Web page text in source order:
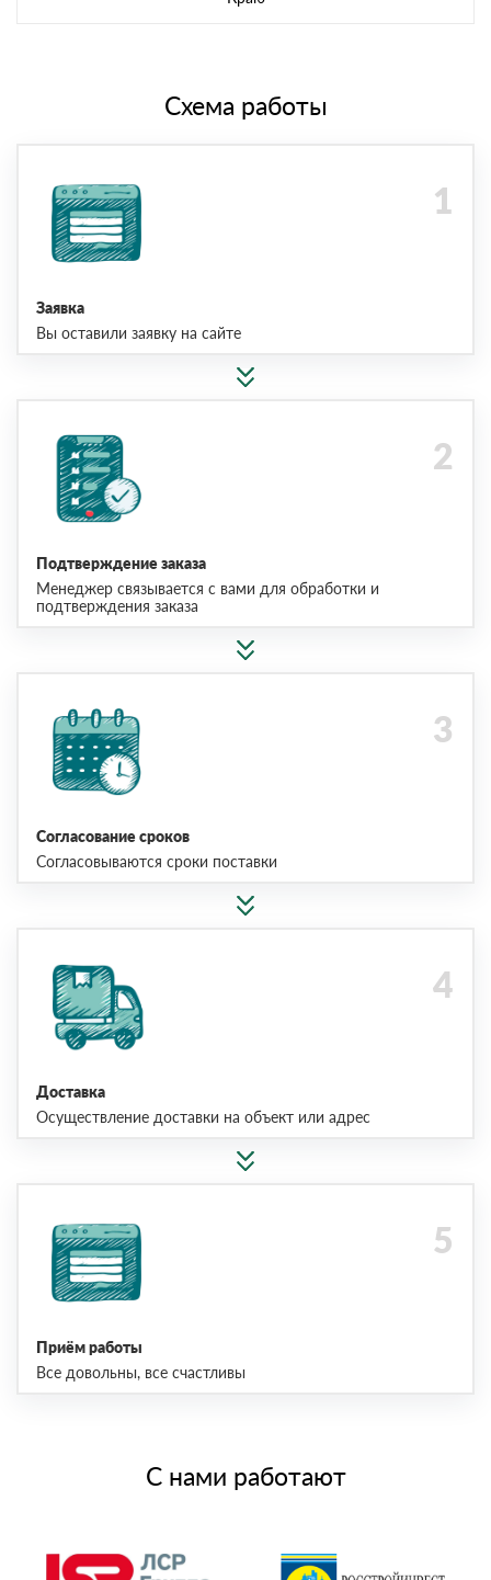
Схема работы
Заявка
Вы оставили заявку на сайте
Подтверждение заказа
Менеджер связывается с вами для обработки и
подтверждения заказа
Согласование сроков
Согласовываются сроки поставки
Доставка
Осуществление доставки на объект или адрес
Приём работы
Все довольны, все счастливы
С нами работают